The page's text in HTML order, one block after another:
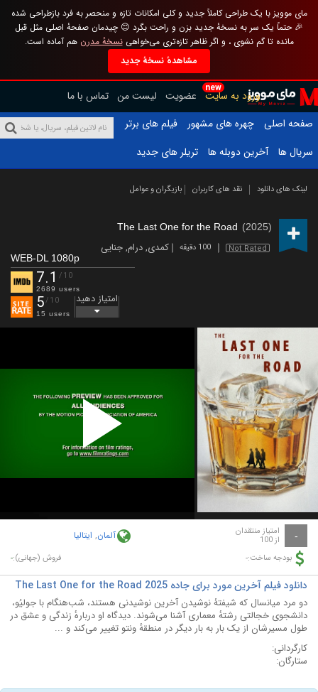
مای موویز با یک طراحی کاملاً جدید و کلی امکانات تازه و منحصر به فرد بازطراحی شده
🎉 حتماً یک سر به نسخهٔ جدید بزن و راحت بگرد 😊 چیدمان صفحهٔ اصلی مثل قبل
مانده تا گم نشوی ، و اگر ظاهر تازه‌تری می‌خواهینسخهٔ مدرن هم آماده است.
مشاهدهٔ نسخهٔ جدید
new
ورود به سایت عضویت لیست من تماس با ما
صفحه اصلی
چهره های مشهور
فیلم های برتر
سریال ها
آخرین دوبله ها تریلر های جدید
لینک های دانلود نقد های کاربران بازیگران و عوامل
The Last One for the Road (2025)
Not Rated 100 دقیقه کمدی,درام,جنایی
WEB-DL 1080p
7.1 /10
2689 users
5/10
15 users
امتیاز دهید
Play
Video
- امتیاز منتقدان
از 100 آلمان, ایتالیا
بودجه ساخت:- فروش (جهانی):-
دانلود فیلم آخرین مورد برای جاده The Last One for the Road 2025
دو مرد میانسال که شیفتۀ نوشیدن آخرین نوشیدنی هستند، شب‌هنگام با جولیُو،
دانشجوی خجالتی رشتهٔ معماری آشنا می‌شوند. دیدگاه او دربارهٔ زندگی و عشق در
طول مسیرشان از یک بار به بار دیگر در منطقهٔ ونتو تغییر می‌کند و ...
کارگردانی:
ستارگان: